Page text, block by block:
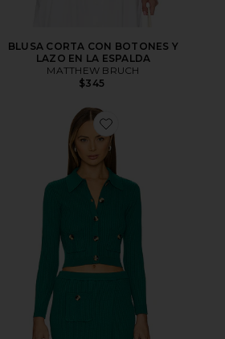
BLUSA CORTA CON BOTONES Y
LAZO EN LA ESPALDA
MATTHEW BRUCH
$345
Favorite CÁRDIGAN CON